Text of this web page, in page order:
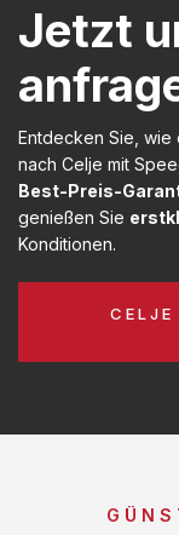
Jetzt
Entdecken Sie, wie
nach Celje mit
Best-Preis-
genießen Sie
Konditionen.
CELJE